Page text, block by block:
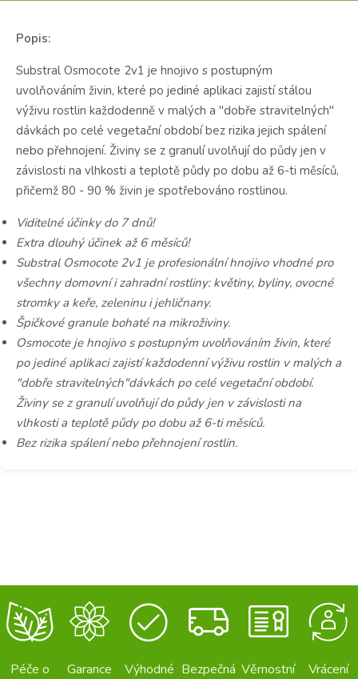
Popis:
Substral Osmocote 2v1 je hnojivo s postupným
uvolňováním živin, které po jediné aplikaci zajistí stálou
výživu rostlin každodenně v malých a "dobře stravitelných"
dávkách po celé vegetační období bez rizika jejich spálení
nebo přehnojení. Živiny se z granulí uvolňují do půdy jen v
závislosti na vlhkosti a teplotě půdy po dobu až 6-ti měsíců,
přičemž 80 - 90 % živin je spotřebováno rostlinou.
Viditelné účinky do 7 dnů!
Extra dlouhý účinek až 6 měsíců!
Substral Osmocote 2v1 je profesionální hnojivo vhodné pro
všechny domovní i zahradní rostliny: květiny, byliny, ovocné
stromky a keře, zeleninu i jehličnany.
Špičkové granule bohaté na mikroživiny.
Osmocote je hnojivo s postupným uvolňováním živin, které
po jediné aplikaci zajistí každodenní výživu rostlin v malých a
"dobře stravitelných"dávkách po celé vegetační období.
Živiny se z granulí uvolňujído půdy jen v závislosti na
vlhkosti a teplotě půdy po dobu až 6-ti měsíců.
Bez rizika spálení nebo přehnojení rostlin.
Péče o
Garance
Výhodné Bezpečná Věrnostní
Vrácení